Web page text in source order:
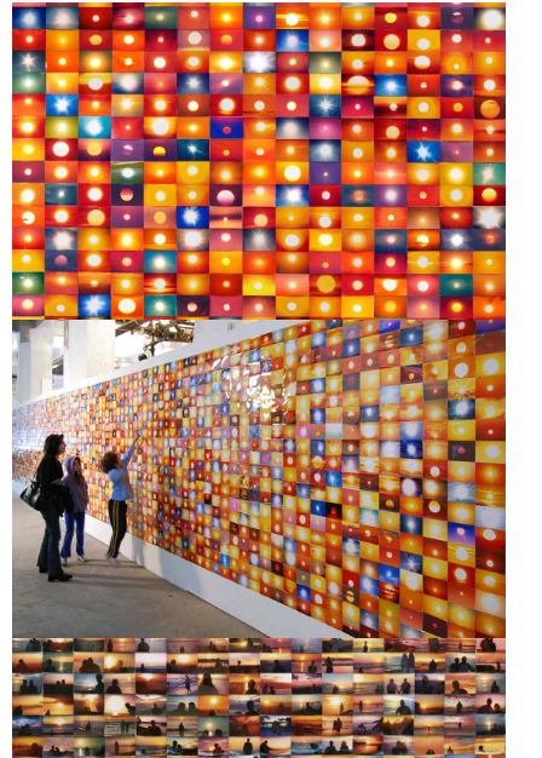
SUNS (FROM
SUNSETS) FROM FLICKR
3,221,717 SUNS
FROM FLICKR (PARTIAL) 3/31/08